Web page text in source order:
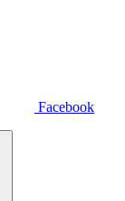
Facebook